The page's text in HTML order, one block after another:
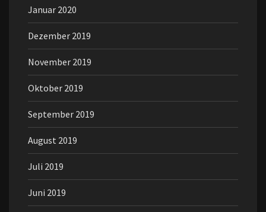
Januar 2020
Dezember 2019
November 2019
Oktober 2019
September 2019
August 2019
Juli 2019
Juni 2019